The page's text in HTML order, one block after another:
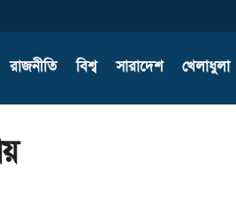
রাজনীতি বিশ্ব সারাদেশ খেলাধুলা